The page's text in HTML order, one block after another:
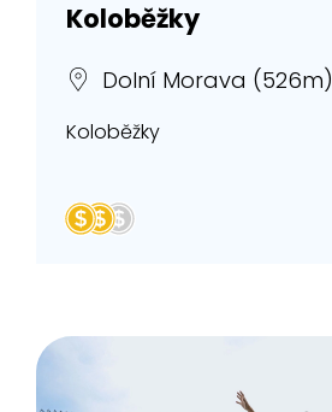
Koloběžky
Dolní Morava (526m)
Koloběžky